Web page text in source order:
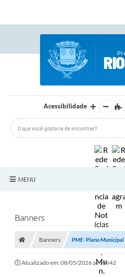
Acessibilidade
MENU
A Prefeitura
Secretarias
Diário Oficial
Banners
Banners PME- Plano Municipal
Atualizado em: 08/05/2026 às 13h42